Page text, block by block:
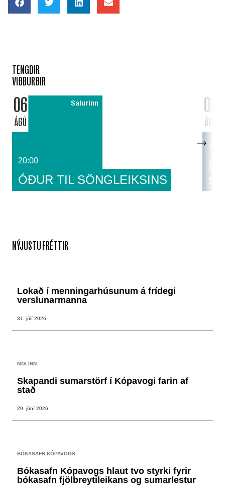
TENGDIR
VIÐBURÐIR
06
ÁGÚ
Salurinn
20:00
ÓÐUR TIL SÖNGLEIKSINS
06
ÁGÚ
NÝJUSTU FRÉTTIR
Lokað í menningarhúsunum á frídegi
verslunarmanna
31. júlí 2026
MOLINN
Skapandi sumarstörf í Kópavogi farin af
stað
29. júní 2026
BÓKASAFN KÓPAVOGS
Bókasafn Kópavogs hlaut tvo styrki fyrir
bókasafn fjölbreytileikans og sumarlestur